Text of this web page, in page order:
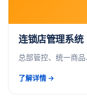
连锁店管理系统
总部管控、统一商
了解详情 →